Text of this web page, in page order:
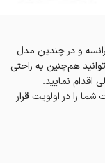
و در چندین مدل
هم‌چنین به راحتی
اقدام نمایید.
را در اولویت قرار